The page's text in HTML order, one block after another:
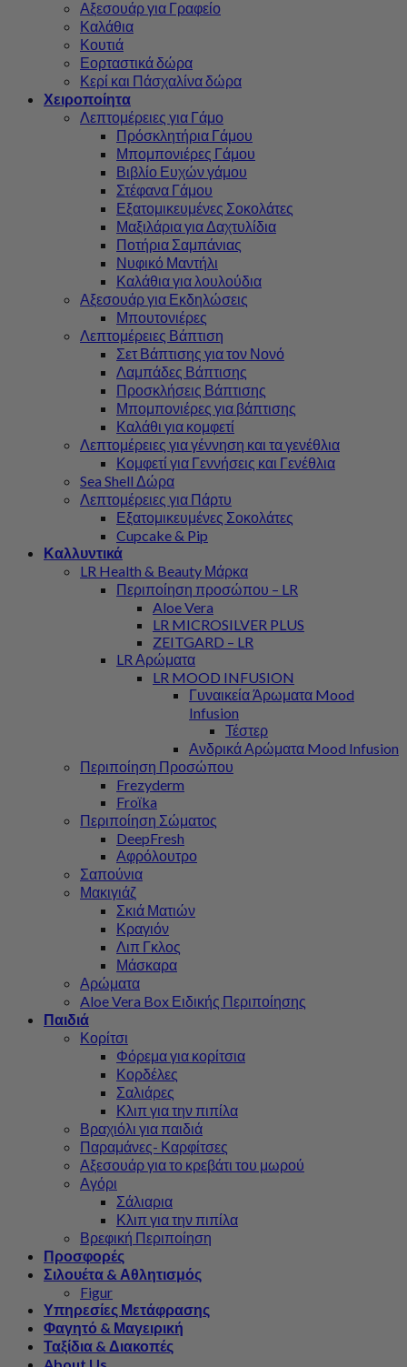
Αξεσουάρ για Γραφείο
Καλάθια
Κουτιά
Εορταστικά δώρα
Κερί και Πάσχαλίνα δώρα
Χειροποίητα
Λεπτομέρειες για Γάμο
Πρόσκλητήρια Γάμου
Μπομπονιέρες Γάμου
Βιβλίο Ευχών γάμου
Στέφανα Γάμου
Εξατομικευμένες Σοκολάτες
Μαξιλάρια για Δαχτυλίδια
Ποτήρια Σαμπάνιας
Νυφικό Μαντήλι
Καλάθια για λουλούδια
Αξεσουάρ για Εκδηλώσεις
Μπουτονιέρες
Λεπτομέρειες Βάπτιση
Σετ Βάπτισης για τον Νονό
Λαμπάδες Βάπτισης
Προσκλήσεις Βάπτισης
Μπομπονιέρες για βάπτισης
Καλάθι για κομφετί
Λεπτομέρειες για γέννηση και τα γενέθλια
Κομφετί για Γεννήσεις και Γενέθλια
Sea Shell Δώρα
Λεπτομέρειες για Πάρτυ
Εξατομικευμένες Σοκολάτες
Cupcake & Pip
Καλλυντικά
LR Health & Beauty Μάρκα
Περιποίηση προσώπου – LR
Aloe Vera
LR MICROSILVER PLUS
ZEITGARD – LR
LR Αρώματα
LR MOOD INFUSION
Γυναικεία Άρωματα Mood
Infusion
Τέστερ
Ανδρικά Αρώματα Mood Infusion
Περιποίηση Προσώπου
Frezyderm
Froϊka
Περιποίηση Σώματος
DeepFresh
Αφρόλουτρο
Σαπούνια
Μακιγιάζ
Σκιά Ματιών
Κραγιόν
Λιπ Γκλος
Μάσκαρα
Αρώματα
Aloe Vera Box Ειδικής Περιποίησης
Παιδιά
Κορίτσι
Φόρεμα για κορίτσια
Κορδέλες
Σαλιάρες
Κλιπ για την πιπίλα
Βραχιόλι για παιδιά
Παραμάνες- Καρφίτσες
Αξεσουάρ για το κρεβάτι του μωρού
Αγόρι
Σάλιαρια
Κλιπ για την πιπίλα
Βρεφική Περιποίηση
Προσφορές
Σιλουέτα & Αθλητισμός
Figur
Υπηρεσίες Μετάφρασης
Φαγητό & Μαγειρική
Ταξίδια & Διακοπές